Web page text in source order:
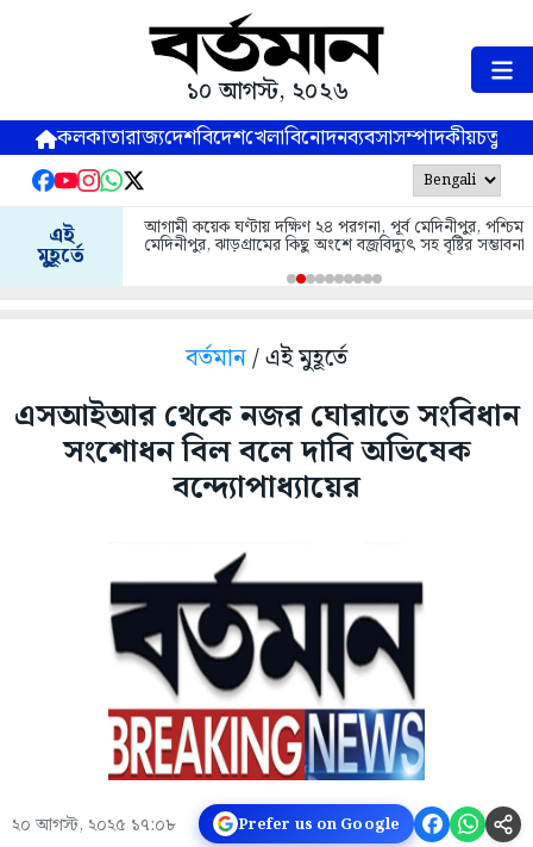
১০ আগস্ট, ২০২৬
কলকাতারাজ্যদেশবিদেশখেলাবিনোদনব্যবসাসম্পাদকীয়
এই
মুহূর্তে
আগামী কয়েক ঘণ্টায় দক্ষিণ ২৪ পরগনা, পূর্ব মেদিনীপুর, পশ্চিম
মেদিনীপুর, ঝাড়গ্রামের কিছু অংশে বজ্রবিদ্যুৎ সহ বৃষ্টির সম্ভাবনা
বর্তমান/ এই মুহূর্তে
এসআইআর থেকে নজর ঘোরাতে সংবিধান
সংশোধন বিল বলে দাবি অভিষেক
বন্দ্যোপাধ্যায়ের
২০ আগস্ট, ২০২৫ ১৭:০৮ Prefer us on Google